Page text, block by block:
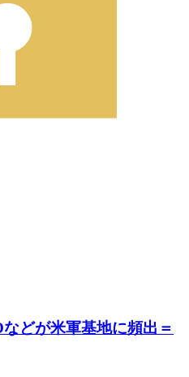
どが米軍基地に頻出＝